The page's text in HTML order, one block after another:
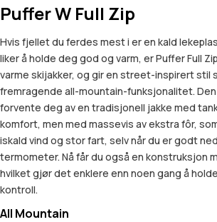
Puffer W Full Zip
Hvis fjellet du ferdes mest i er en kald
liker å holde deg god og varm, er Puffer Full
varme skijakker, og gir en street-inspirert stil
fremragende all-mountain-funksjonalitet. Den
forvente deg av en tradisjonell jakke med
komfort, men med massevis av ekstra fôr,
iskald vind og stor fart, selv når du er godt
termometer. Nå får du også en konstruksjon
hvilket gjør det enklere enn noen gang å
kontroll.
All Mountain